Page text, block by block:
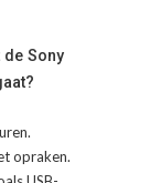
Sony
opraken.